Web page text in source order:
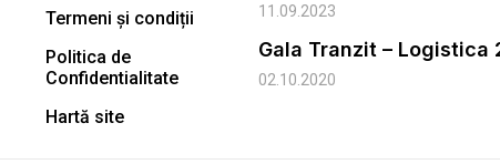
Termeni și condiții
Politica de
Confidentialitate
Hartă site
11.09.2023
Gala Tranzit – Logistica
02.10.2020